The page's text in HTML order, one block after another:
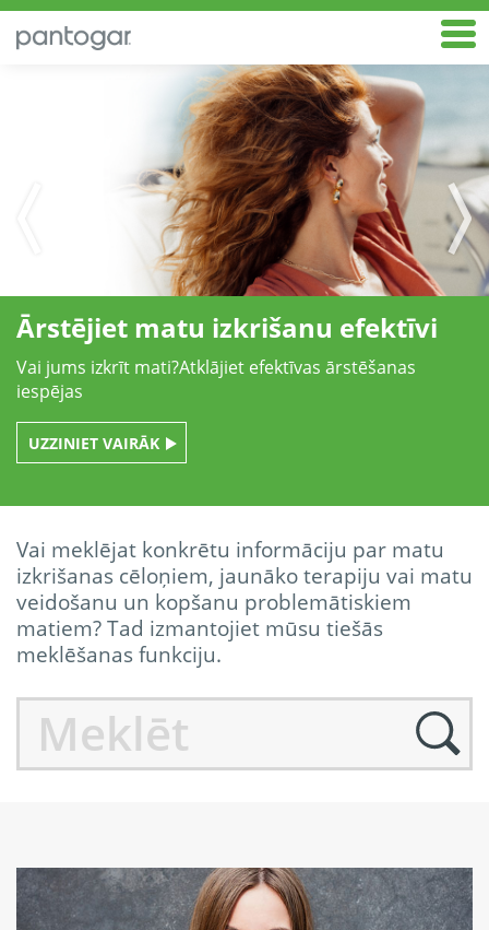
Ārstējiet matu izkrišanu efektīvi
Vai jums izkrīt mati?Atklājiet efektīvas ārstēšanas
iespējas
UZZINIET VAIRĀK
Vai meklējat konkrētu informāciju par matu
izkrišanas cēloņiem, jaunāko terapiju vai matu
veidošanu un kopšanu problemātiskiem
matiem? Tad izmantojiet mūsu tiešās
meklēšanas funkciju.